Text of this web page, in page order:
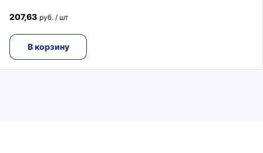
207,63 руб. / шт
В корзину